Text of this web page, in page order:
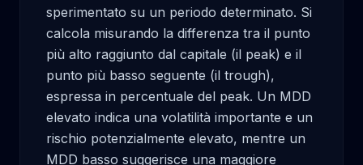
sperimentato su un periodo determinato. Si
calcola misurando la differenza tra il punto
più alto raggiunto dal capitale (il peak) e il
punto più basso seguente (il trough),
espressa in percentuale del peak. Un MDD
elevato indica una volatilità importante e un
rischio potenzialmente elevato, mentre un
MDD basso suggerisce una maggiore